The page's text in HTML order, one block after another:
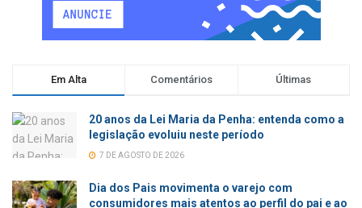
Em Alta Comentários Últimas
20 anos da Lei Maria da Penha: entenda como a
legislação evoluiu neste período
7 DE AGOSTO DE 2026
Dia dos Pais movimenta o varejo com
consumidores mais atentos ao perfil do pai e ao